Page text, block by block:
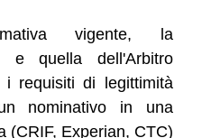
vigente, la
e quella dell'Arbitro
i requisiti di legittimità
nominativo in una
(CRIF, Experian, CTC)